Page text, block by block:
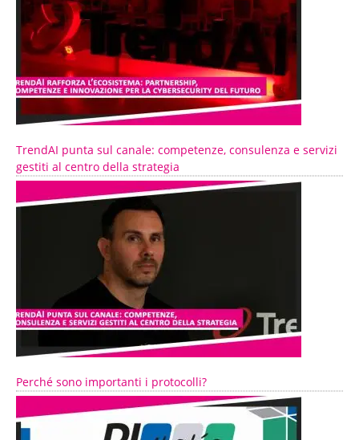
TrendAI punta sul canale: competenze, consulenza e servizi
gestiti al centro della strategia
Perché sono importanti i protocolli?